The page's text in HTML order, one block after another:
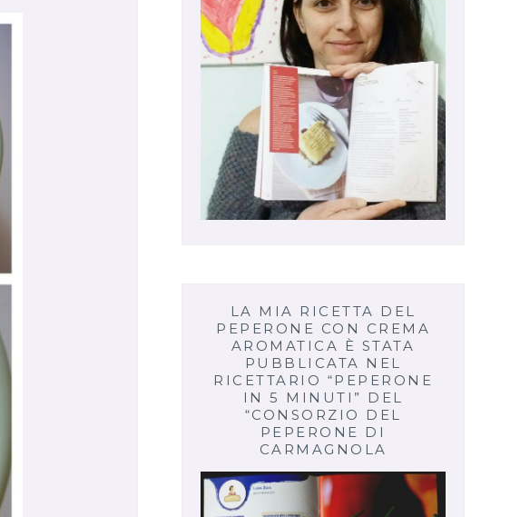
LA MIA RICETTA DEL
PEPERONE CON CREMA
AROMATICA È STATA
PUBBLICATA NEL
RICETTARIO “PEPERONE
IN 5 MINUTI” DEL
“CONSORZIO DEL
PEPERONE DI
CARMAGNOLA